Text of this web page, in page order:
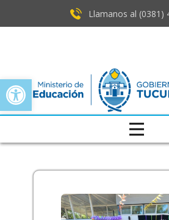
Open toolbar
Llamanos al (0381)